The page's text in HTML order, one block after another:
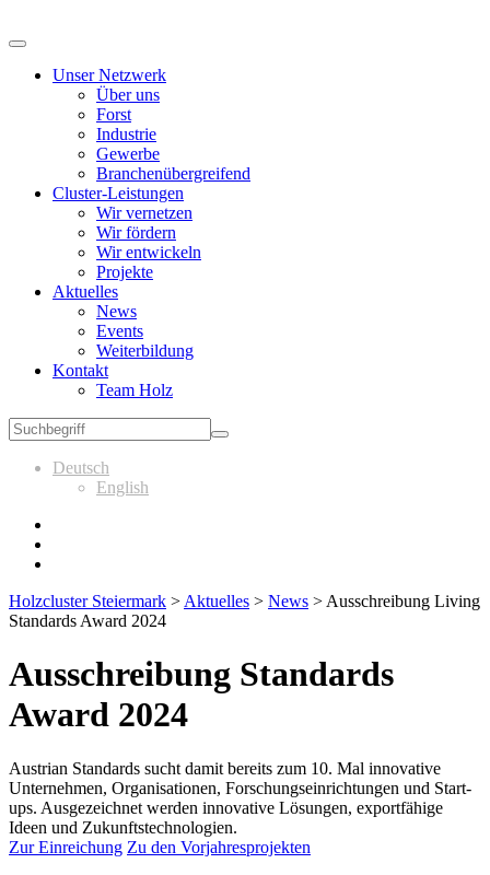
Unser Netzwerk
Über uns
Forst
Industrie
Gewerbe
Branchenübergreifend
Cluster-Leistungen
Wir vernetzen
Wir fördern
Wir entwickeln
Projekte
Aktuelles
News
Events
Weiterbildung
Kontakt
Team Holz
Deutsch
English
Holzcluster Steiermark > Aktuelles > News > Ausschreibung Living
Standards Award 2024
Ausschreibung Standards
Award 2024
Austrian Standards sucht damit bereits zum 10. Mal innovative
Unternehmen, Organisationen, Forschungseinrichtungen und Start-
ups. Ausgezeichnet werden innovative Lösungen, exportfähige
Ideen und Zukunftstechnologien.
Zur Einreichung Zu den Vorjahresprojekten